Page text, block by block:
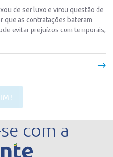
de ser luxo e virou questão de
que as contratações bateram
evitar prejuízos com temporais,
com a